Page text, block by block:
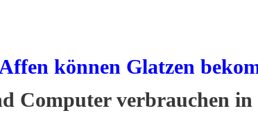
können Glatzen
Computer verbrauchen in